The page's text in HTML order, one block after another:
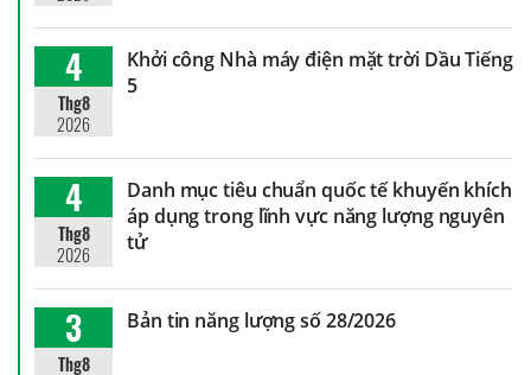
4
Thg8
2026
Khởi công Nhà máy điện mặt trời Dầu Tiếng
5
4
Thg8
2026
Danh mục tiêu chuẩn quốc tế khuyến khích
áp dụng trong lĩnh vực năng lượng nguyên
tử
3
Thg8
Bản tin năng lượng số 28/2026